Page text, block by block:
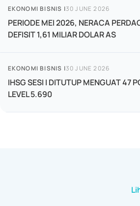
EKONOMI BISNIS |30 JUNE 2026
PERIODE MEI 2026, NERACA
DEFISIT 1,61 MILIAR DOLAR AS
EKONOMI BISNIS |30 JUNE 2026
IHSG SESI I DITUTUP MENGUAT 47
LEVEL 5.690